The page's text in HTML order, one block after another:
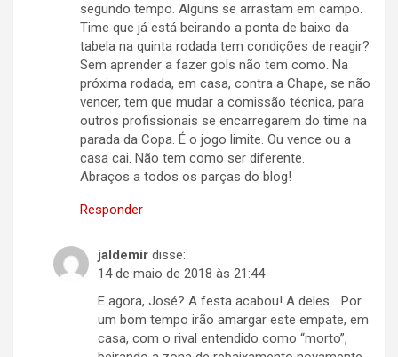
segundo tempo. Alguns se arrastam em campo.
Time que já está beirando a ponta de baixo da
tabela na quinta rodada tem condições de reagir?
Sem aprender a fazer gols não tem como. Na
próxima rodada, em casa, contra a Chape, se não
vencer, tem que mudar a comissão técnica, para
outros profissionais se encarregarem do time na
parada da Copa. É o jogo limite. Ou vence ou a
casa cai. Não tem como ser diferente.
Abraços a todos os parças do blog!
Responder
jaldemir disse:
14 de maio de 2018 às 21:44
E agora, José? A festa acabou! A deles… Por
um bom tempo irão amargar este empate, em
casa, com o rival entendido como “morto”,